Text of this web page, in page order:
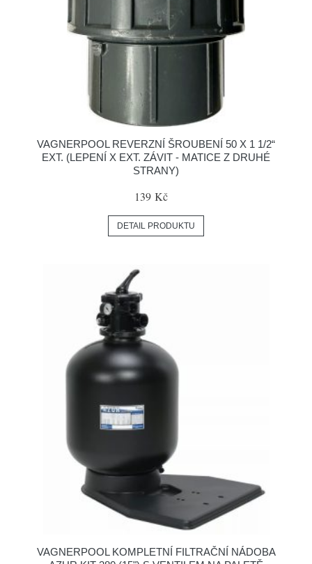
VAGNERPOOL REVERZNÍ ŠROUBENÍ 50 X 1 1/2“
EXT. (LEPENÍ X EXT. ZÁVIT - MATICE Z DRUHÉ
STRANY)
139 Kč
DETAIL PRODUKTU
VAGNERPOOL KOMPLETNÍ FILTRAČNÍ NÁDOBA